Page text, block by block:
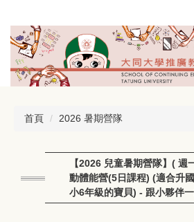
到
主
內
首頁
2026 暑期營隊
【2026 兒童暑期營隊】(
動體能營(5日課程) (適合升
小6年級的寶貝) - 跟小夥伴